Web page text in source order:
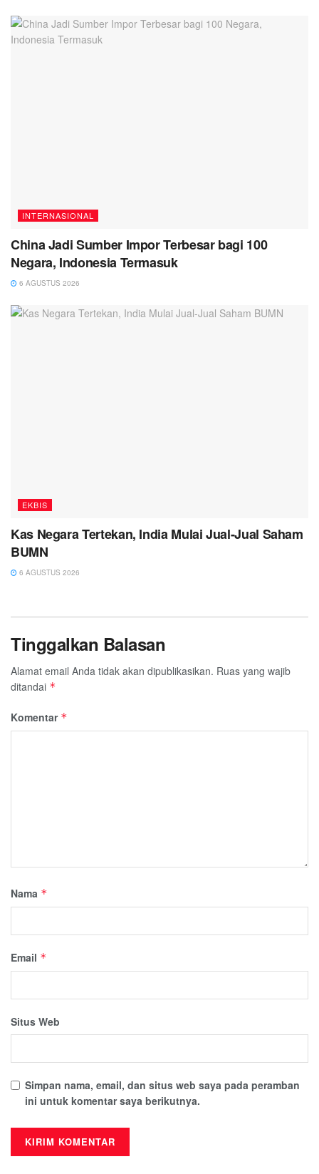
INTERNASIONAL
China Jadi Sumber Impor Terbesar bagi 100
Negara, Indonesia Termasuk
6 AGUSTUS 2026
EKBIS
Kas Negara Tertekan, India Mulai Jual-Jual Saham
BUMN
6 AGUSTUS 2026
Tinggalkan Balasan
Alamat email Anda tidak akan dipublikasikan. Ruas yang wajib
ditandai *
Komentar *
Nama *
Email *
Situs Web
Simpan nama, email, dan situs web saya pada peramban
ini untuk komentar saya berikutnya.